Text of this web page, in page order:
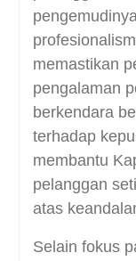
memastikan
pengalaman
berkendara
terhadap
membantu
pelanggan
atas
Selain fokus